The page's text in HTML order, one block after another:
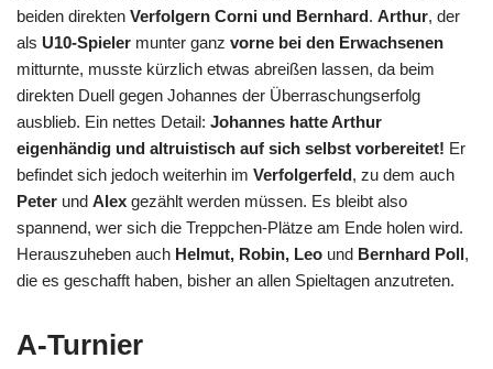
beiden direkten Verfolgern Corni und Bernhard. Arthur, der
als U10-Spieler munter ganz vorne bei den Erwachsenen
mitturnte, musste kürzlich etwas abreißen lassen, da beim
direkten Duell gegen Johannes der Überraschungserfolg
ausblieb. Ein nettes Detail: Johannes hatte Arthur
eigenhändig und altruistisch auf sich selbst vorbereitet! Er
befindet sich jedoch weiterhin im Verfolgerfeld, zu dem auch
Peter und Alex gezählt werden müssen. Es bleibt also
spannend, wer sich die Treppchen-Plätze am Ende holen wird.
Herauszuheben auch Helmut, Robin, Leo und Bernhard Poll,
die es geschafft haben, bisher an allen Spieltagen anzutreten.
A-Turnier